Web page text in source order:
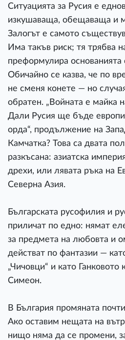
Ситуацията за Русия е
изкушаваща, обещаваща и
Залогът е самото
Има такъв риск; тя трябва
преформулира основанията
Обичайно се казва, че по
не сменя конете — но
обратен. „Войната е майка
Дали Русия ще бъде
орда“, продължение на
Камчатка? Това са двата
разкъсана: азиатска
дрехи, или лявата ръка на
Северна Азия.
Българската русофилия и
приличат по едно: нямат
за предмета на любовта и
действат по фантазии —
„Чичовци“ и като
Симеон.
В България промяната
Ако оставим нещата на
нищо няма да се промени,